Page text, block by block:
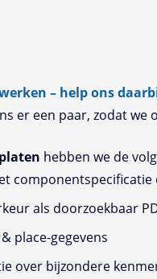
– help ons
er een paar, zodat
hebben we de
als doorzoekbaar
place-gegevens
over bijzondere